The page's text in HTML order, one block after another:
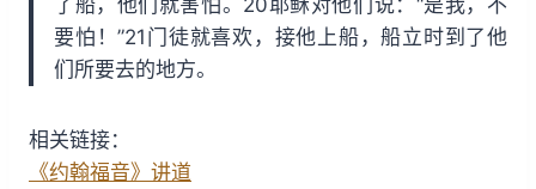
s
5
s
要怕！”21门徒就喜欢，接他上船，船立时到了他
们所要去的地方。
相关链接：
《约翰福音》讲道